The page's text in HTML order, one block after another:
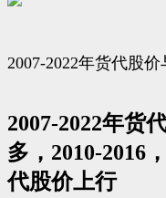
2007-2022年货代股
2007-2022年货
多，2010-2016
代股价上行